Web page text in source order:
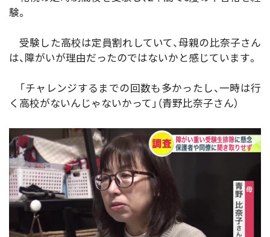
験。
受験した高校は定員割れしていて、母親の比奈子さん
は、障がいが理由だったのではないかと感じています。
「チャレンジするまでの回数も多かったし、一時は行
く高校がないんじゃないかって」（青野比奈子さん）